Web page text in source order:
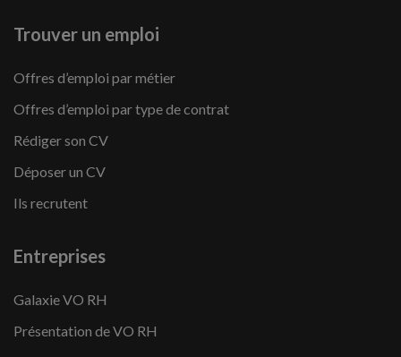
Trouver un emploi
Offres d’emploi par métier
Offres d’emploi par type de contrat
Rédiger son CV
Déposer un CV
Ils recrutent
Entreprises
Galaxie VO RH
Présentation de VO RH